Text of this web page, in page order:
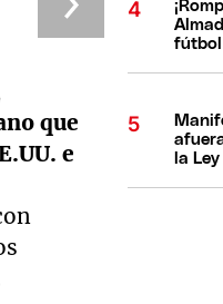
que
e
la